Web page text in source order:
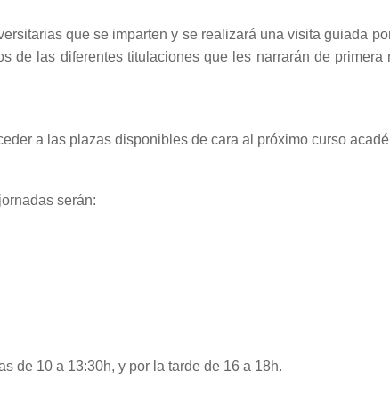
que se imparten y se realizará una visita guiada
de las diferentes titulaciones que les narrarán de primera
a las plazas disponibles de cara al próximo curso
serán:
de 10 a 13:30h, y por la tarde de 16 a 18h.